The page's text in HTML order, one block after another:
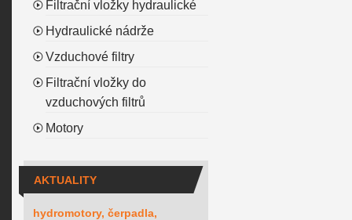
Filtrační vložky hydraulické
Hydraulické nádrže
Vzduchové filtry
Filtrační vložky do
vzduchových filtrů
Motory
AKTUALITY
hydromotory, čerpadla,